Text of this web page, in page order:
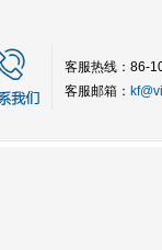
客服热线：86-
客服邮箱：